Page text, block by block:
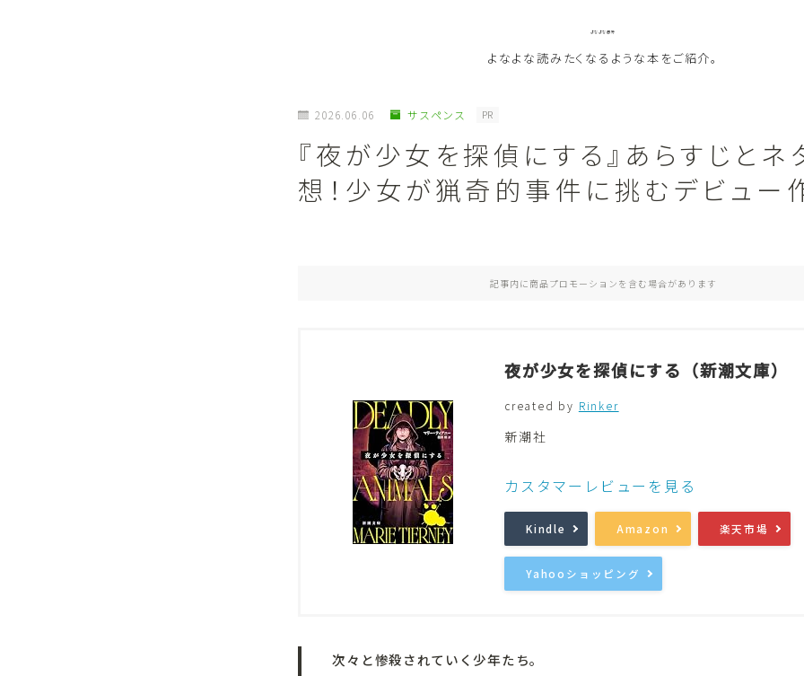
よなよな書房
よなよな読みたくなるような本をご紹介。
ジャンル Genre
作者別おすすめ Author
音楽
2026.06.06 サスペンス PR
『夜が少女を探偵にする』あらすじとネ
想！少女が猟奇的事件に挑むデビュー
記事内に商品プロモーションを含む場合があります
夜が少女を探偵にする（新潮文庫）
created by Rinker
新潮社
カスタマーレビューを見る
Kindle Amazon 楽天市場
Yahooショッピング
次々と惨殺されていく少年たち。